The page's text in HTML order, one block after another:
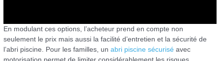
En modulant ces options, l’acheteur prend en compte non
seulement le prix mais aussi la facilité d’entretien et la sécurité de
l’abri piscine. Pour les familles, unabri piscine sécurisé avec